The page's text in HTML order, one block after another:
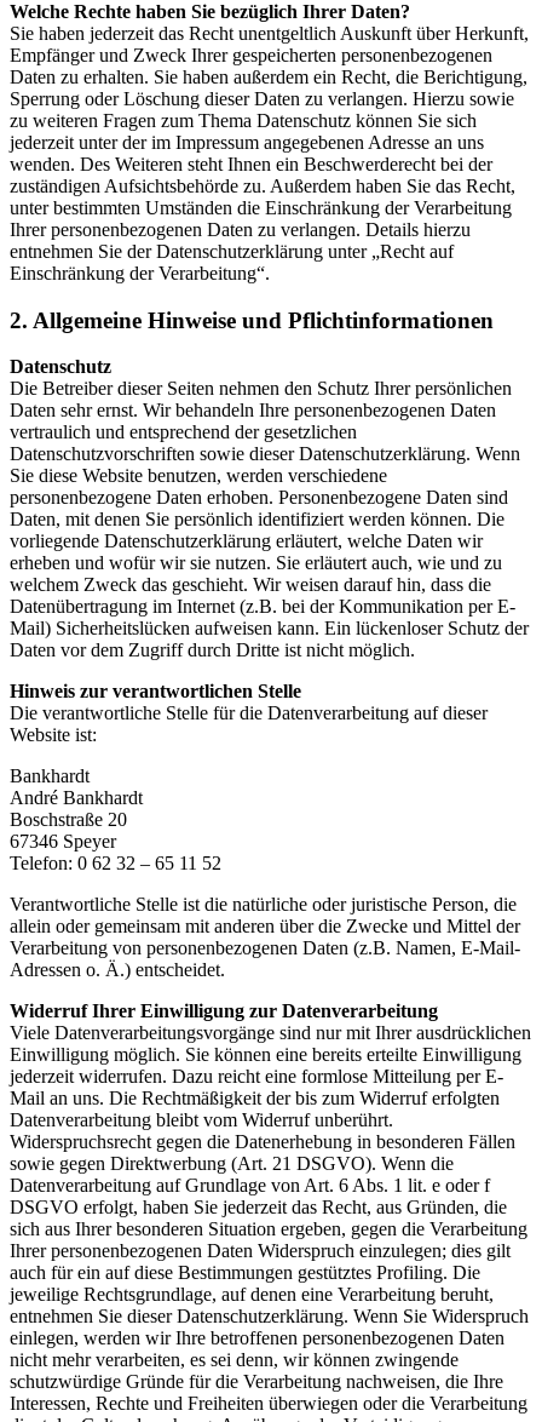
Welche Rechte haben Sie bezüglich Ihrer Daten?
Sie haben jederzeit das Recht unentgeltlich Auskunft über Herkunft,
Empfänger und Zweck Ihrer gespeicherten personenbezogenen
Daten zu erhalten. Sie haben außerdem ein Recht, die Berichtigung,
Sperrung oder Löschung dieser Daten zu verlangen. Hierzu sowie
zu weiteren Fragen zum Thema Datenschutz können Sie sich
jederzeit unter der im Impressum angegebenen Adresse an uns
wenden. Des Weiteren steht Ihnen ein Beschwerderecht bei der
zuständigen Aufsichtsbehörde zu. Außerdem haben Sie das Recht,
unter bestimmten Umständen die Einschränkung der Verarbeitung
Ihrer personenbezogenen Daten zu verlangen. Details hierzu
entnehmen Sie der Datenschutzerklärung unter „Recht auf
Einschränkung der Verarbeitung“.
2. Allgemeine Hinweise und Pflichtinformationen
Datenschutz
Die Betreiber dieser Seiten nehmen den Schutz Ihrer persönlichen
Daten sehr ernst. Wir behandeln Ihre personenbezogenen Daten
vertraulich und entsprechend der gesetzlichen
Datenschutzvorschriften sowie dieser Datenschutzerklärung. Wenn
Sie diese Website benutzen, werden verschiedene
personenbezogene Daten erhoben. Personenbezogene Daten sind
Daten, mit denen Sie persönlich identifiziert werden können. Die
vorliegende Datenschutzerklärung erläutert, welche Daten wir
erheben und wofür wir sie nutzen. Sie erläutert auch, wie und zu
welchem Zweck das geschieht. Wir weisen darauf hin, dass die
Datenübertragung im Internet (z.B. bei der Kommunikation per E-
Mail) Sicherheitslücken aufweisen kann. Ein lückenloser Schutz der
Daten vor dem Zugriff durch Dritte ist nicht möglich.
Hinweis zur verantwortlichen Stelle
Die verantwortliche Stelle für die Datenverarbeitung auf dieser
Website ist:
Bankhardt
André Bankhardt
Boschstraße 20
67346 Speyer
Telefon: 0 62 32 – 65 11 52
Verantwortliche Stelle ist die natürliche oder juristische Person, die
allein oder gemeinsam mit anderen über die Zwecke und Mittel der
Verarbeitung von personenbezogenen Daten (z.B. Namen, E-Mail-
Adressen o. Ä.) entscheidet.
Widerruf Ihrer Einwilligung zur Datenverarbeitung
Viele Datenverarbeitungsvorgänge sind nur mit Ihrer ausdrücklichen
Einwilligung möglich. Sie können eine bereits erteilte Einwilligung
jederzeit widerrufen. Dazu reicht eine formlose Mitteilung per E-
Mail an uns. Die Rechtmäßigkeit der bis zum Widerruf erfolgten
Datenverarbeitung bleibt vom Widerruf unberührt.
Widerspruchsrecht gegen die Datenerhebung in besonderen Fällen
sowie gegen Direktwerbung (Art. 21 DSGVO). Wenn die
Datenverarbeitung auf Grundlage von Art. 6 Abs. 1 lit. e oder f
DSGVO erfolgt, haben Sie jederzeit das Recht, aus Gründen, die
sich aus Ihrer besonderen Situation ergeben, gegen die Verarbeitung
Ihrer personenbezogenen Daten Widerspruch einzulegen; dies gilt
auch für ein auf diese Bestimmungen gestütztes Profiling. Die
jeweilige Rechtsgrundlage, auf denen eine Verarbeitung beruht,
entnehmen Sie dieser Datenschutzerklärung. Wenn Sie Widerspruch
einlegen, werden wir Ihre betroffenen personenbezogenen Daten
nicht mehr verarbeiten, es sei denn, wir können zwingende
schutzwürdige Gründe für die Verarbeitung nachweisen, die Ihre
Interessen, Rechte und Freiheiten überwiegen oder die Verarbeitung